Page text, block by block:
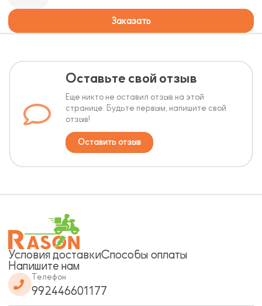
Заказать
Оставьте свой отзыв
Еще никто не оставил отзыв на этой
странице. Будьте первым, напишите свой
отзыв!
Оставить отзыв
Условия доставкиСпособы оплаты
Напишите нам
Телефон
992446601177